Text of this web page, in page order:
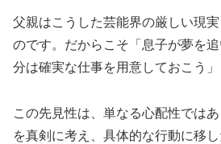
父親はこうした芸能界の厳しい現
のです。だからこそ「息子が夢を
分は確実な仕事を用意しておこう」
この先見性は、単なる心配性では
を真剣に考え、具体的な行動に移し